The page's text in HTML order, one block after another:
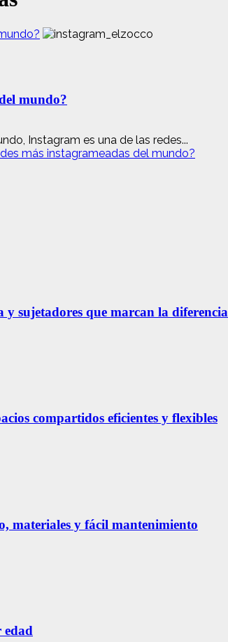
mundo?
Instagram es una de las redes...
más instagrameadas del mundo?
y sujetadores que marcan la diferencia
compartidos eficientes y flexibles
materiales y fácil mantenimiento
edad